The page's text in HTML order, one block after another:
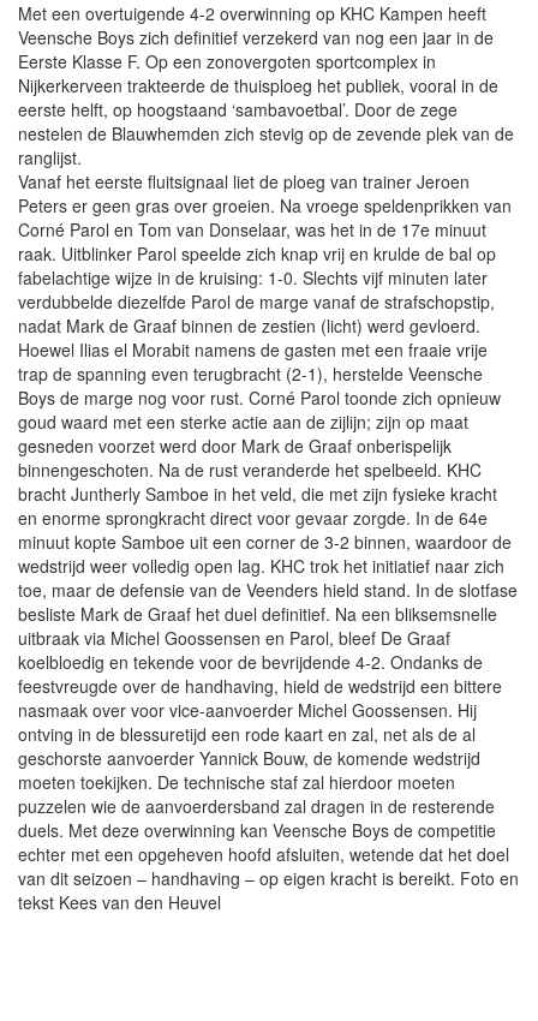
Met een overtuigende 4-2 overwinning op KHC Kampen heeft
Veensche Boys zich definitief verzekerd van nog een jaar in de
Eerste Klasse F. Op een zonovergoten sportcomplex in
Nijkerkerveen trakteerde de thuisploeg het publiek, vooral in de
eerste helft, op hoogstaand ‘sambavoetbal’. Door de zege
nestelen de Blauwhemden zich stevig op de zevende plek van de
ranglijst.
Vanaf het eerste fluitsignaal liet de ploeg van trainer Jeroen
Peters er geen gras over groeien. Na vroege speldenprikken van
Corné Parol en Tom van Donselaar, was het in de 17e minuut
raak. Uitblinker Parol speelde zich knap vrij en krulde de bal op
fabelachtige wijze in de kruising: 1-0. Slechts vijf minuten later
verdubbelde diezelfde Parol de marge vanaf de strafschopstip,
nadat Mark de Graaf binnen de zestien (licht) werd gevloerd.
Hoewel Ilias el Morabit namens de gasten met een fraaie vrije
trap de spanning even terugbracht (2-1), herstelde Veensche
Boys de marge nog voor rust. Corné Parol toonde zich opnieuw
goud waard met een sterke actie aan de zijlijn; zijn op maat
gesneden voorzet werd door Mark de Graaf onberispelijk
binnengeschoten. Na de rust veranderde het spelbeeld. KHC
bracht Juntherly Samboe in het veld, die met zijn fysieke kracht
en enorme sprongkracht direct voor gevaar zorgde. In de 64e
minuut kopte Samboe uit een corner de 3-2 binnen, waardoor de
wedstrijd weer volledig open lag. KHC trok het initiatief naar zich
toe, maar de defensie van de Veenders hield stand. In de slotfase
besliste Mark de Graaf het duel definitief. Na een bliksemsnelle
uitbraak via Michel Goossensen en Parol, bleef De Graaf
koelbloedig en tekende voor de bevrijdende 4-2. Ondanks de
feestvreugde over de handhaving, hield de wedstrijd een bittere
nasmaak over voor vice-aanvoerder Michel Goossensen. Hij
ontving in de blessuretijd een rode kaart en zal, net als de al
geschorste aanvoerder Yannick Bouw, de komende wedstrijd
moeten toekijken. De technische staf zal hierdoor moeten
puzzelen wie de aanvoerdersband zal dragen in de resterende
duels. Met deze overwinning kan Veensche Boys de competitie
echter met een opgeheven hoofd afsluiten, wetende dat het doel
van dit seizoen – handhaving – op eigen kracht is bereikt. Foto en
tekst Kees van den Heuvel